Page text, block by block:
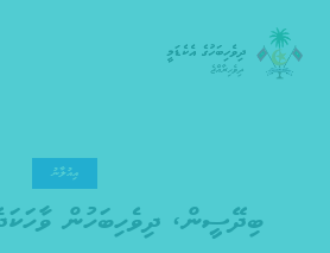
އިއުލާނު
ބިދޭސީން، ދިވެހިބަހުން